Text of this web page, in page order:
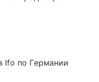
Ifo по Германии